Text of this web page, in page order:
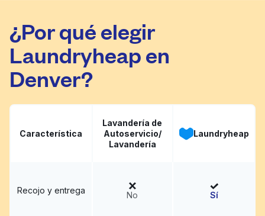
¿Por qué elegir
Laundryheap en
Denver?
Característica
Lavandería de
Autoservicio/
Lavandería
Laundryheap
Recojo y entrega No Sí